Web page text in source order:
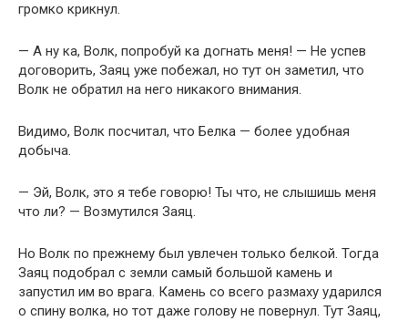
громко крикнул.
— А ну ка, Волк, попробуй ка догнать меня! — Не успев
договорить, Заяц уже побежал, но тут он заметил, что
Волк не обратил на него никакого внимания.
Видимо, Волк посчитал, что Белка — более удобная
добыча.
— Эй, Волк, это я тебе говорю! Ты что, не слышишь меня
что ли? — Возмутился Заяц.
Но Волк по прежнему был увлечен только белкой. Тогда
Заяц подобрал с земли самый большой камень и
запустил им во врага. Камень со всего размаху ударился
о спину волка, но тот даже голову не повернул. Тут Заяц,